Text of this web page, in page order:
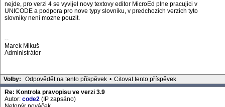
nejde, pro verzi 4 se vyvijel novy textovy editor MicroEd plne pracujici v
UNICODE a podpora pro nove typy slovniku, v predchozich verzich tyto
slovniky neni mozne pouzit.
--
Marek Mikuš
Administrátor
Volby: Odpovědět na tento příspěvek • Citovat tento příspěvek
Re: Kontrola pravopisu ve verzi 3.9
Autor: code2 (IP zapsáno)